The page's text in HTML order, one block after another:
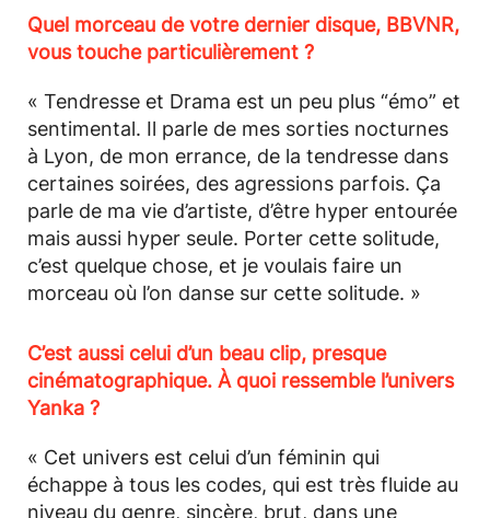
Quel morceau de votre dernier disque, BBVNR,
vous touche particulièrement ?
« Tendresse et Drama est un peu plus “émo” et
sentimental. Il parle de mes sorties nocturnes
à Lyon, de mon errance, de la tendresse dans
certaines soirées, des agressions parfois. Ça
parle de ma vie d’artiste, d’être hyper entourée
mais aussi hyper seule. Porter cette solitude,
c’est quelque chose, et je voulais faire un
morceau où l’on danse sur cette solitude. »
C’est aussi celui d’un beau clip, presque
cinématographique. À quoi ressemble l’univers
Yanka ?
« Cet univers est celui d’un féminin qui
échappe à tous les codes, qui est très fluide au
niveau du genre, sincère, brut, dans une